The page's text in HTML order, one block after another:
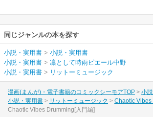
同じジャンルの本を探す
小説・実用書 > 小説・実用書
小説・実用書 > 凛として時雨ピエール中野
小説・実用書 > リットーミュージック
漫画(まんが)・電子書籍のコミックシーモアTOP
小
小説・実用書
リットーミュージック
Chaotic Vibes
Chaotic Vibes Drumming[入門編]